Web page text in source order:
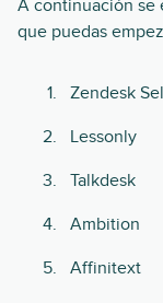
A continuación se
que puedas
Zendesk
Lessonly
Talkdesk
Ambition
Affinitext